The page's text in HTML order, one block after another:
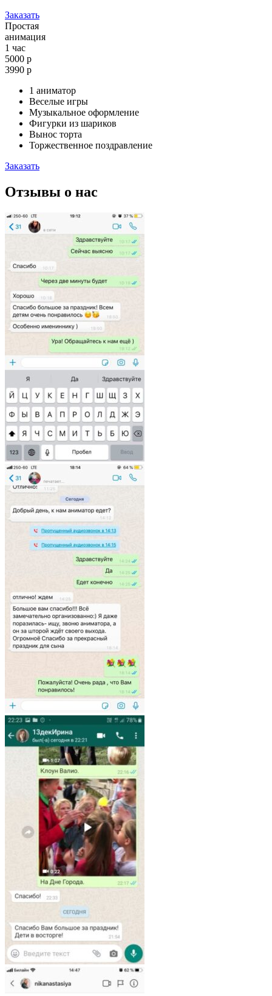
Заказать
Простая
анимация
1 час
5000 р
3990 р
1 аниматор
Веселые игры
Музыкальное оформление
Фигурки из шариков
Вынос торта
Торжественное поздравление
Заказать
Отзывы о нас